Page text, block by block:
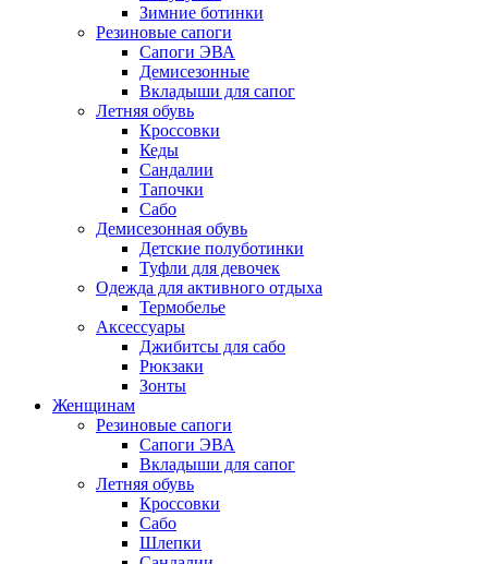
Зимние ботинки
Резиновые сапоги
Сапоги ЭВА
Демисезонные
Вкладыши для сапог
Летняя обувь
Кроссовки
Кеды
Сандалии
Тапочки
Сабо
Демисезонная обувь
Детские полуботинки
Туфли для девочек
Одежда для активного отдыха
Термобелье
Аксессуары
Джибитсы для сабо
Рюкзаки
Зонты
Женщинам
Резиновые сапоги
Cапоги ЭВА
Вкладыши для сапог
Летняя обувь
Кроссовки
Сабо
Шлепки